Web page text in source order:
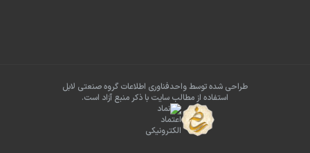
طراحی شده توسط واحدفناوری اطلاعات گروه صنعتی لابل
استفاده از مطالب سایت با ذکر منبع آزاد است.